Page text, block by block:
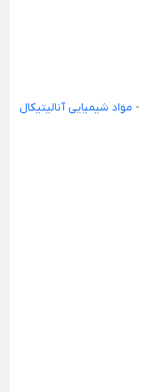
- مواد شیمیایی آنالیتیکال